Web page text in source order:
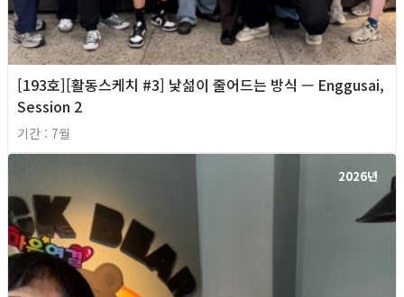
[193호][활동스케치 #3] 낯섦이 줄어드는 방식 — Enggusai,
Session 2
기간 : 7월
2026년